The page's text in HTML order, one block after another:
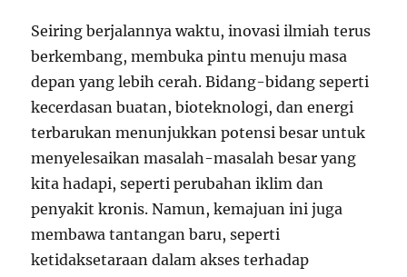
Seiring berjalannya waktu, inovasi ilmiah terus
berkembang, membuka pintu menuju masa
depan yang lebih cerah. Bidang-bidang seperti
kecerdasan buatan, bioteknologi, dan energi
terbarukan menunjukkan potensi besar untuk
menyelesaikan masalah-masalah besar yang
kita hadapi, seperti perubahan iklim dan
penyakit kronis. Namun, kemajuan ini juga
membawa tantangan baru, seperti
ketidaksetaraan dalam akses terhadap